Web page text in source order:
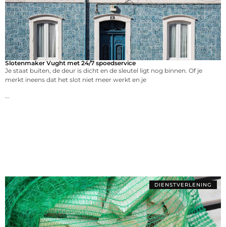
Slotenmaker Vught met 24/7 spoedservice
Je staat buiten, de deur is dicht en de sleutel ligt nog binnen. Of je
merkt ineens dat het slot niet meer werkt en je
...
DIENSTVERLENING